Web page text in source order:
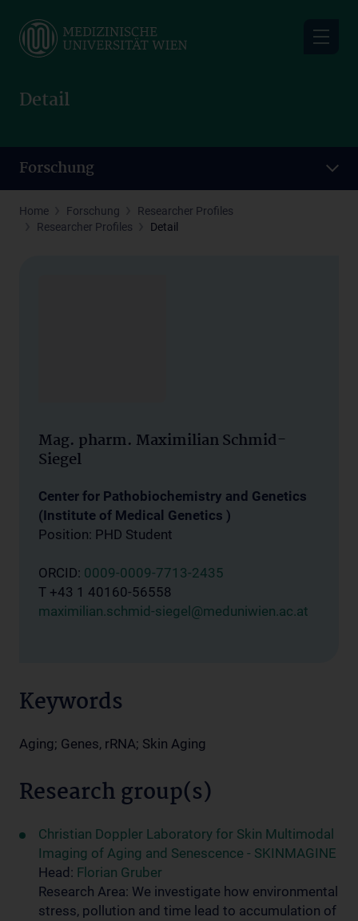
main
Detail
Forschung
Home Forschung
Researcher Profiles
Researcher Profiles
Detail
Mag. pharm. Maximilian Schmid-
Siegel
Center for Pathobiochemistry and Genetics
(Institute of Medical Genetics )
Position: PHD Student
ORCID: 0009-0009-7713-2435
T +43 1 40160-56558
maximilian.schmid-siegel@meduniwien.ac.at
Keywords
Aging; Genes, rRNA; Skin Aging
Research group(s)
Christian Doppler Laboratory for Skin Multimodal
Imaging of Aging and Senescence - SKINMAGINE
Head: Florian Gruber
Research Area: We investigate how environmental
stress, pollution and time lead to accumulation of